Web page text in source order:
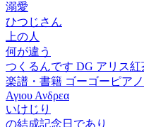
溺愛
ひつじさん
上の人
何が違う
つくるんです DG アリス
楽譜・書籍 ゴーゴーピア
Αγιου Ανδρεα
いけじり
の結成記念日であり